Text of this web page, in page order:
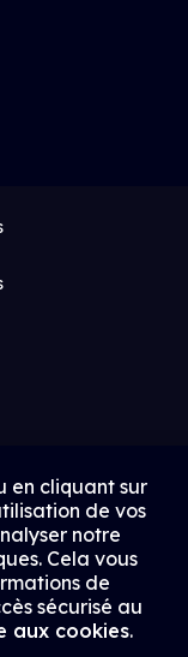
en cliquant sur
de vos
notre
Cela vous
de
sécurisé au
aux cookies.